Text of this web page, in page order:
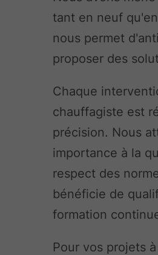
tant en neuf
nous permet
proposer des
Chaque
chauffagiste est
précision. Nous
importance à la
respect des
bénéficie de
formation
Pour vos projets